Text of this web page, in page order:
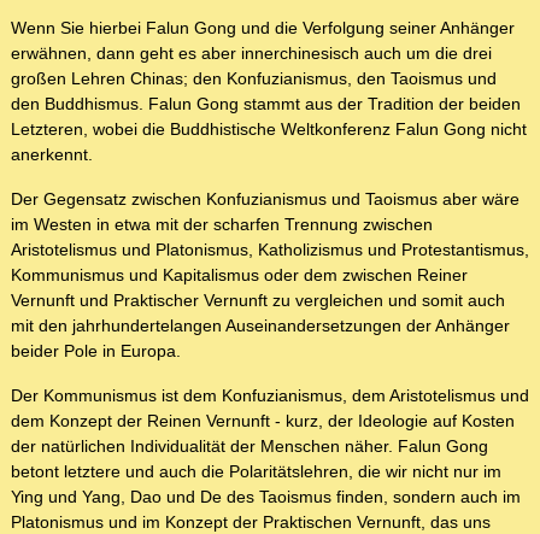
Wenn Sie hierbei Falun Gong und die Verfolgung seiner Anhänger
erwähnen, dann geht es aber innerchinesisch auch um die drei
großen Lehren Chinas; den Konfuzianismus, den Taoismus und
den Buddhismus. Falun Gong stammt aus der Tradition der beiden
Letzteren, wobei die Buddhistische Weltkonferenz Falun Gong nicht
anerkennt.
Der Gegensatz zwischen Konfuzianismus und Taoismus aber wäre
im Westen in etwa mit der scharfen Trennung zwischen
Aristotelismus und Platonismus, Katholizismus und Protestantismus,
Kommunismus und Kapitalismus oder dem zwischen Reiner
Vernunft und Praktischer Vernunft zu vergleichen und somit auch
mit den jahrhundertelangen Auseinandersetzungen der Anhänger
beider Pole in Europa.
Der Kommunismus ist dem Konfuzianismus, dem Aristotelismus und
dem Konzept der Reinen Vernunft - kurz, der Ideologie auf Kosten
der natürlichen Individualität der Menschen näher. Falun Gong
betont letztere und auch die Polaritätslehren, die wir nicht nur im
Ying und Yang, Dao und De des Taoismus finden, sondern auch im
Platonismus und im Konzept der Praktischen Vernunft, das uns